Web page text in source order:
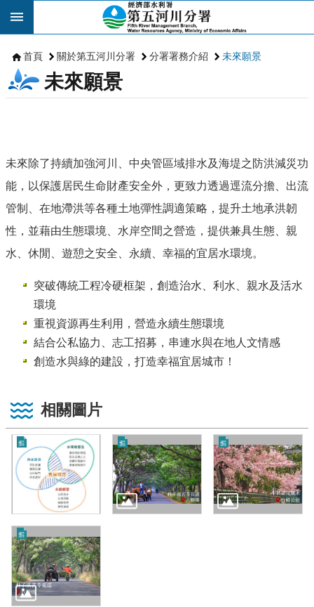
跳到主要內容區塊
首頁 關於第五河川分署 分署署務介紹 未來願景
未來願景
未來除了持續加強河川、中央管區域排水及海堤之防洪減災功
能，以保護居民生命財產安全外，更致力透過逕流分擔、出流
管制、在地滯洪等各種土地彈性調適策略，提升土地承洪韌
性，並藉由生態環境、水岸空間之營造，提供兼具生態、親
水、休閒、遊憩之安全、永續、幸福的宜居水環境。
突破傳統工程冷硬框架，創造治水、利水、親水及活水
環境
重視資源再生利用，營造永續生態環境
結合公私協力、志工招募，串連水與在地人文情感
創造水與綠的建設，打造幸福宜居城市！
相關圖片